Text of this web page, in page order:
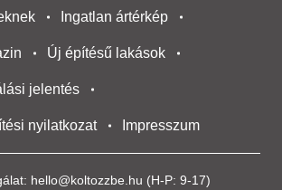
hello@koltozzbe.hu (H-P: 9-17)
Ingatlan ártérkép
Új építésű lakások
jelentés
nyilatkozat Impresszum